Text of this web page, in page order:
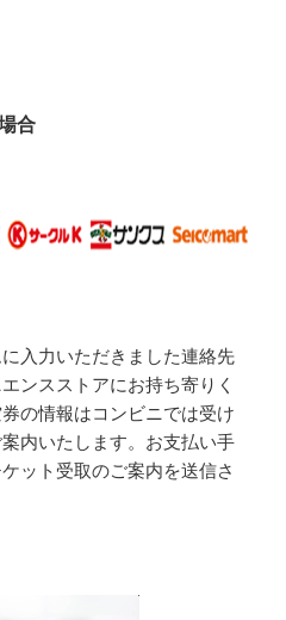
合
入力いただきました連絡先
ンスストアにお持ち寄りく
の情報はコンビニでは受け
内いたします。お支払い手
ット受取のご案内を送信さ